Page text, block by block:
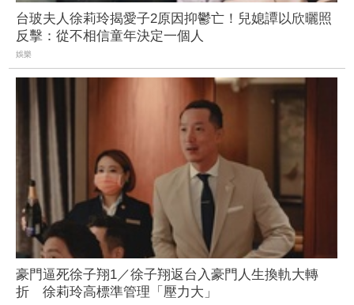
台玻夫人徐莉玲揭愛子2原因抑鬱亡！兒媳譚以欣曬照
反擊：從不相信童年決定一個人
娛樂
豪門逼死徐子翔1／徐子翔返台入豪門人生換軌大轉
折 徐莉玲高標準管理「壓力大」